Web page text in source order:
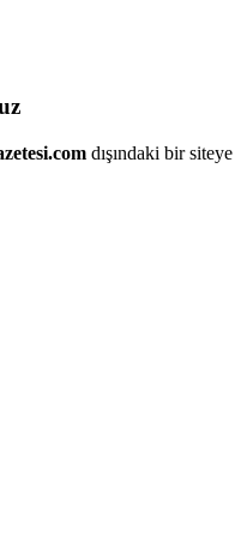
dışındaki bir siteye